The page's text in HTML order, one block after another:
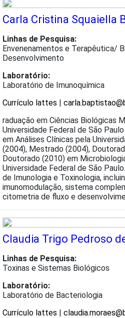
Carla Cristina Squaiella
Linhas de Pesquisa:
Envenenamentos e Terapêutica/
Desenvolvimento
Laboratório:
Laboratório de Imunoquímica
Currículo lattes |
raduação em Ciências Biológicas
Universidade Federal de São
em Análises Clínicas pela
(2004), Mestrado (2004),
Doutorado (2010) em
Universidade Federal de São
de Imunologia e Toxinologia,
imunomodulação, sistema
citometria de fluxo e
Claudia Trigo Pedroso
Linhas de Pesquisa:
Toxinas e Sistemas Biológicos
Laboratório:
Laboratório de Bacteriologia
Currículo lattes |